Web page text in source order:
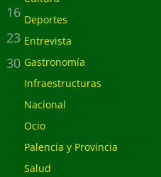
16
23
30
Deportes
Entrevista
Gastronomía
Infraestructuras
Nacional
Ocio
Palencia y Provincia
Salud